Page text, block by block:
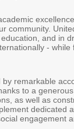
community.
and in
-
remarkable
to a
as well as
dedicated
engagement